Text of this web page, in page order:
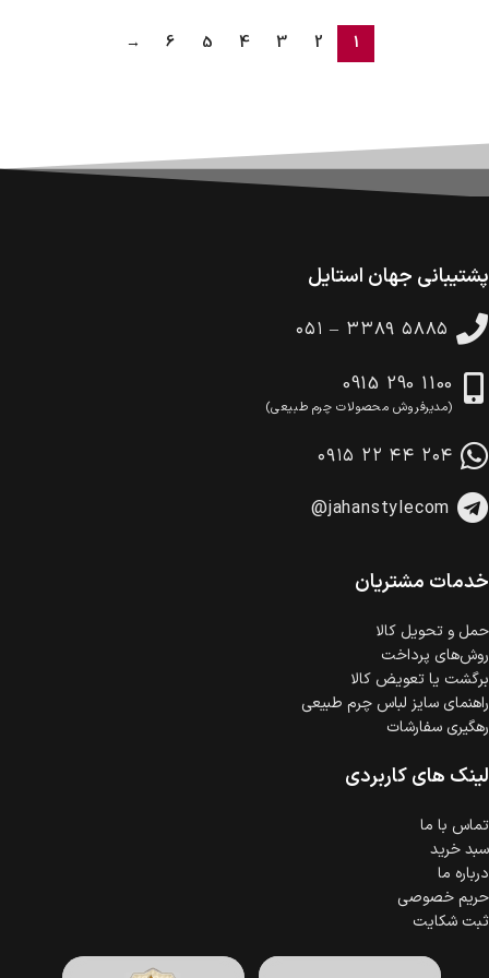
1
2
3
4
5
6
→
در هنگام خرید محصول، امکان انتخاب پرداخت در محل
ضمانت اصالت کالا
گارانتی معتبر برای تمامی محصولات ارائه می‌شود.
پشتیبانی جهان استایل
۰۵۱ – ۳۳۸۹ ۵۸۸۵
0915 290 1100
(مدیرفروش محصولات چرم طبیعی)
۰۹۱۵ ۲۲ ۴۴ ۲۰۴
@jahanstylecom
خدمات مشتریان
حمل‌ و تحویل کالا
روش‌های پرداخت
برگشت یا تعویض کالا
راهنمای سایز لباس چرم طبیعی
رهگیری سفارشات
لینک های کاربردی
تماس با ما
سبد خرید
درباره ما
حریم خصوصی
ثبت شکایت